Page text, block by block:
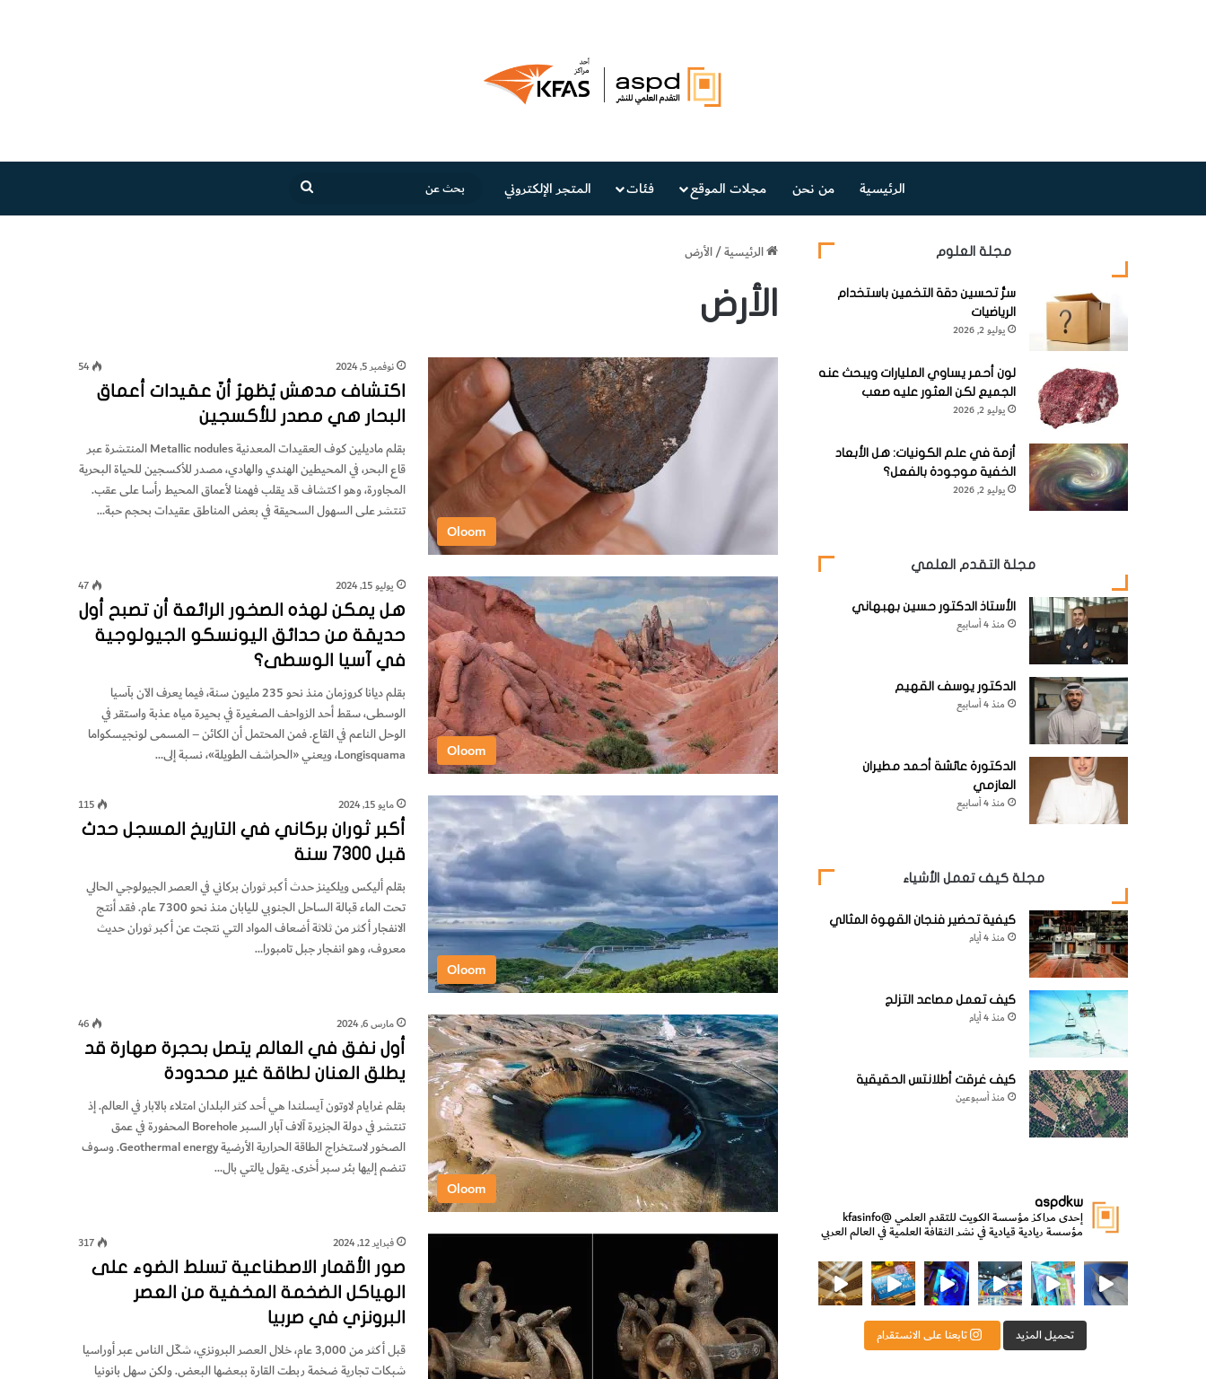
الرئيسية من نحن مجلات الموقع فئات المتجر الإلكتروني
عن
الرئيسية/الأرض
الأرض
Oloom
نوفمبر 5, 2024 54
اكتشاف مدهش يُظهرُ أنّ عقيدات أعماق
البحار هي مصدر للأكسجين
بقلم ماديلين كوف العقيدات المعدنية Metallic nodules المنتشرة عبر
قاع البحر، في المحيطين الهندي والهادي، مصدر للأكسجين للحياة البحرية
المجاورة، وهو اكتشاف قد يقلب فهمنا لأعماق المحيط رأسا على عقب.
تنتشر على السهول السحيقة في بعض المناطق عقيدات بحجم حبة…
Oloom
يوليو 15, 2024 47
هل يمكن لهذه الصخور الرائعة أن تصبح أول
حديقة من حدائق اليونسكو الجيولوجية
في آسيا الوسطى؟
بقلم ديانا كروزمان منذ نحو 235 مليون سنة، فيما يعرف الآن بآسيا
الوسطى، سقط أحد الزواحف الصغيرة في بحيرة مياه عذبة واستقر في
الوحل الناعم في القاع. فمن المحتمل أن الكائن – المسمى لونجيسكواما
Longisquama، ويعني «الحراشف الطويلة»، نسبة إلى…
Oloom
مايو 15, 2024 115
أكبر ثوران بركاني في التاريخ المسجل حدث
قبل 7300 سنة
بقلم أليكس ويلكينز حدث أكبر ثوران بركاني في العصر الجيولوجي الحالي
تحت الماء قبالة الساحل الجنوبي لليابان منذ نحو 7300 عام. فقد أنتج
الانفجار أكثر من ثلاثة أضعاف المواد التي نتجت عن أكبر ثوران حديث
معروف، وهو انفجار جبل تامبورا…
Oloom
مارس 6, 2024 46
أول نفق في العالم يتصل بحجرة صهارة قد
يطلق العنان لطاقة غير محدودة
بقلم غرايام لاوتون آيسلندا هي أحد كثر البلدان امتلاء بالآبار في العالم. إذ
تنتشر في دولة الجزيرة آلاف آبار السبر Borehole المحفورة في عمق
الصخور لاستخراج الطاقة الحرارية الأرضية Geothermal energy. وسوف
تنضم إليها بئر سبر أخرى. يقول يالتي بال…
فبراير 12, 2024 317
صور الأقمار الاصطناعية تسلط الضوء على
الهياكل الضخمة المخفية من العصر
البرونزي في صربيا
قبل أكثر من 3,000 عام، خلال العصر البرونزي، شكّـل الناس عبر أوراسيا
شبكات تجارية ضخمة ربطت القارة ببعضها البعض. ولكن سهل بانونيا
مجلة العلوم
سرُّ تحسين دقة التخمين باستخدام
الرياضيات
يوليو 2, 2026
لون أحمر يساوي المليارات ويبحث عنه
الجميع لكن العثور عليه صعب
يوليو 2, 2026
أزمة في علم الكونيات: هل الأبعاد
الخفية موجودة بالفعل؟
يوليو 2, 2026
مجلة التقدم العلمي
الأستاذ الدكتور حسين بهبهاني
منذ 4 أسابيع
الدكتور يوسف القهيم
منذ 4 أسابيع
الدكتورة عائشة أحمد مطيران
العازمي
منذ 4 أسابيع
مجلة كيف تعمل الأشياء
كيفية تحضير فنجان القهوة المثالي
منذ 4 أيام
كيف تعمل مصاعد التزلج
منذ 4 أيام
كيف غرقت أطلانتس الحقيقية
منذ أسبوعين
aspdkw
إحدى مراكز مؤسسة الكويت للتقدم العلمي@kfasinfo
مؤسسة ريادية قيادية في نشر الثقافة العلمية في العالم العربي
ووزير الدولة لشؤون الش
من الأعماق نكتشف ومن الكتب نتعلّم⁨ رجعنا! ما كنّا بعيد! مجهزين لكم كل جديد!⁩
تحميل المزيد تابعنا على الانستقرام